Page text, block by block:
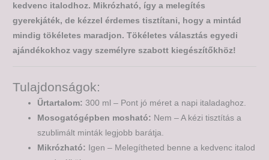
kedvenc italodhoz. Mikrózható, így a melegítés
gyerekjáték, de kézzel érdemes tisztítani, hogy a mintád
mindig tökéletes maradjon. Tökéletes választás egyedi
ajándékokhoz vagy személyre szabott kiegészítőkhöz!
Tulajdonságok:
Űrtartalom: 300 ml – Pont jó méret a napi italadaghoz.
Mosogatógépben mosható: Nem – A kézi tisztítás a
szublimált minták legjobb barátja.
Mikrózható: Igen – Melegítheted benne a kedvenc italod